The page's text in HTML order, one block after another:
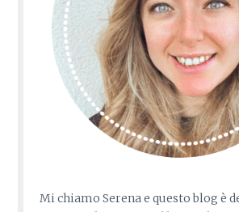
Mi chiamo Serena e questo blog è